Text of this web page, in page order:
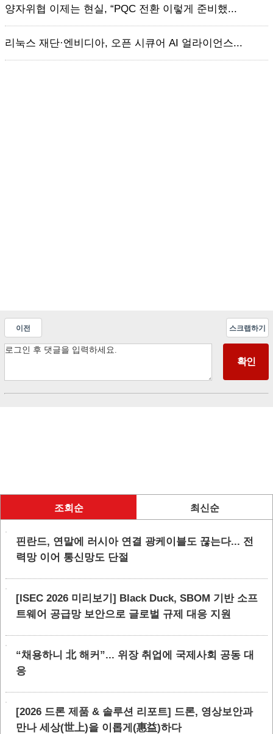
양자위협 이제는 현실, “PQC 전환 이렇게 준비했...
리눅스 재단·엔비디아, 오픈 시큐어 AI 얼라이언스...
이전 스크랩하기
조회순 최신순
핀란드, 연말에 러시아 연결 광케이블도 끊는다... 전
력망 이어 통신망도 단절
[ISEC 2026 미리보기] Black Duck, SBOM 기반 소프
트웨어 공급망 보안으로 글로벌 규제 대응 지원
“채용하니 北 해커”... 위장 취업에 국제사회 공동 대
응
[2026 드론 제품 & 솔루션 리포트] 드론, 영상보안과
만나 세상(世上)을 이롭게(惠益)하다